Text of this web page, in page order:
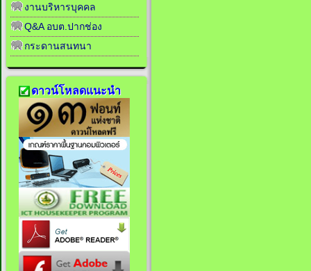
งานบริหารบุคคล
Q&A อบต.ปากช่อง
กระดานสนทนา
ดาวน์โหลดแนะนำ